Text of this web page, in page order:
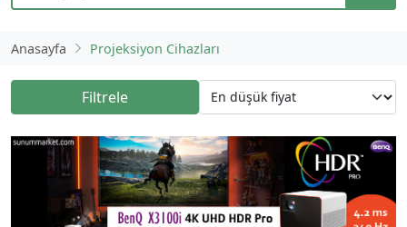
Anasayfa Projeksiyon Cihazları
Filtrele